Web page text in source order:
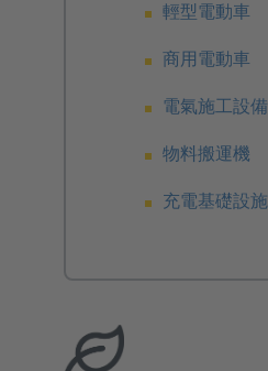
輕型電動車
商用電動車
電氣施工設備
物料搬運機
充電基礎設施